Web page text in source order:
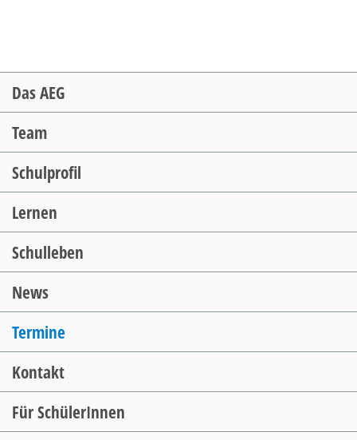
Navigation
überspringen
Das AEG
Team
Schulprofil
Lernen
Schulleben
News
Termine
Kontakt
Für SchülerInnen